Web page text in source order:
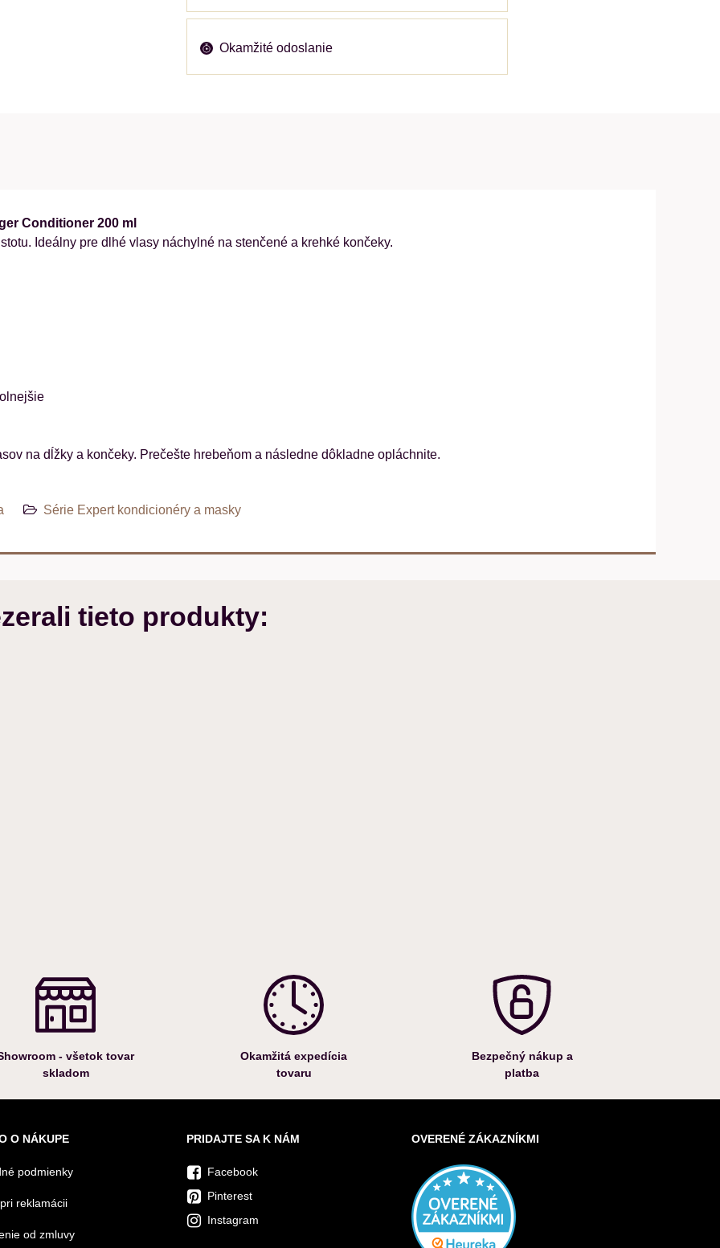
Okamžité odoslanie
Conditioner 200 ml
Ideálny pre dlhé vlasy náchylné na stenčené a krehké končeky.
na dĺžky a končeky. Prečešte hrebeňom a následne dôkladne opláchnite.
Série Expert kondicionéry a masky
tieto produkty:
- všetok tovar
skladom
Okamžitá expedícia
tovaru
Bezpečný nákup a
platba
O NÁKUPE
podmienky
reklamácii
od zmluvy
PRIDAJTE SA K NÁM
Facebook
Pinterest
Instagram
OVERENÉ ZÁKAZNÍKMI